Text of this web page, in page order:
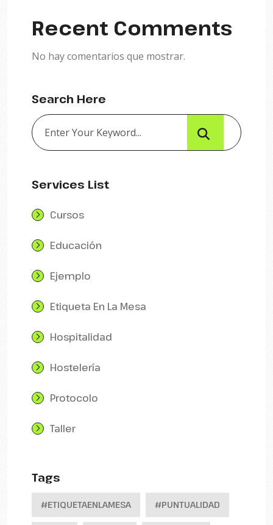
Recent Comments
No hay comentarios que mostrar.
Search Here
Services List
Cursos
Educación
Ejemplo
Etiqueta En La Mesa
Hospitalidad
Hostelería
Protocolo
Taller
Tags
#ETIQUETAENLAMESA #PUNTUALIDAD